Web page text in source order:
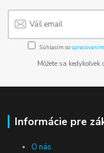
Súhlasím so
Môžete sa
Informácie pre
O nás